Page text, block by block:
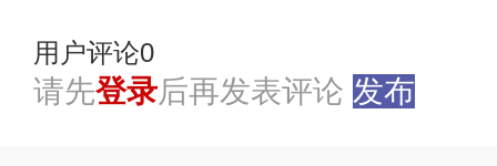
用户评论0
请先登录后再发表评论 发布